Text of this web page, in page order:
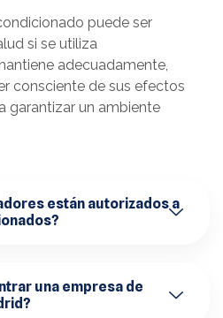
puede ser
si se utiliza
adecuadamente,
consciente de sus efectos
garantizar un ambiente
están autorizados a
una empresa de